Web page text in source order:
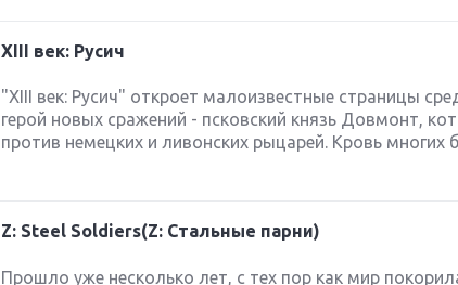
XIII век: Русич
"XIII век: Русич" откроет малоизвестные страницы
герой новых сражений - псковский князь Довмонт,
против немецких и ливонских рыцарей. Кровь многих
Z: Steel Soldiers(Z: Стальные парни)
Прошло уже несколько лет, с тех пор как мир